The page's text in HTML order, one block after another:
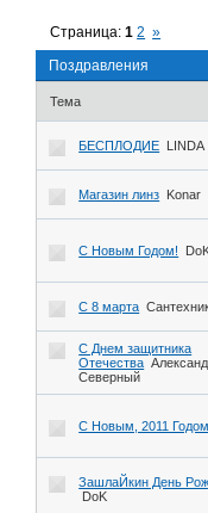
Поздравления
Страница:1 2 »
Тема
БЕСПЛОДИЕ LINDA
Магазин линз Konar
С Новым Годом!
С 8 марта
С Днем защитника
Отечества
Северный
С Новым, 2011
ЗашлаЙкин День
DoK